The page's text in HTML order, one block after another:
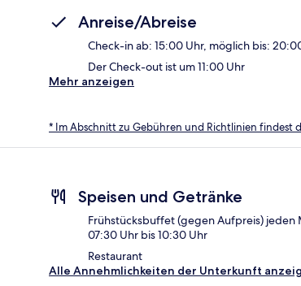
Anreise/Abreise
Check-in ab: 15:00 Uhr, möglich bis:
Der Check-out ist um 11:00 Uhr
Mehr anzeigen
* Im Abschnitt zu Gebühren und Richtlinien findest
Speisen und Getränke
Frühstücksbuffet (gegen Aufpreis) jeden
07:30 Uhr bis 10:30 Uhr
Restaurant
Alle Annehmlichkeiten der Unterkunft